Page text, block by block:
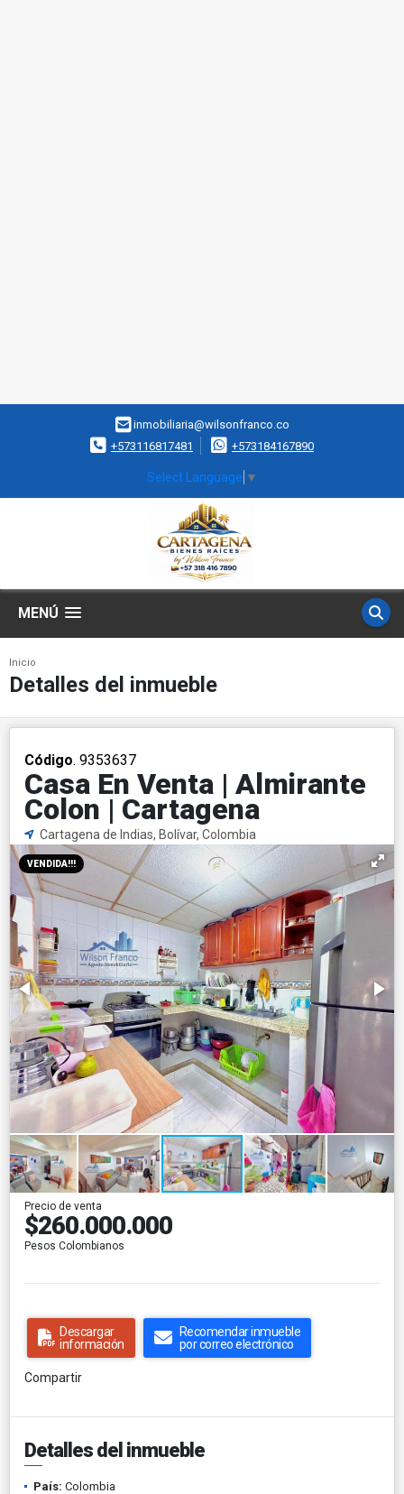
inmobiliaria@wilsonfranco.co
+573116817481
+573184167890
Select Language ▼
MENÚ
Inicio
Detalles del inmueble
Código. 9353637
Casa En Venta | Almirante
Colon | Cartagena
Cartagena de Indias, Bolívar, Colombia
VENDIDA!!!
Precio de venta
$260.000.000
Pesos Colombianos
Descargar
información
Recomendar inmueble
por correo electrónico
Compartir
Detalles del inmueble
País: Colombia